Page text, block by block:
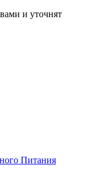
и уточнят
Питания